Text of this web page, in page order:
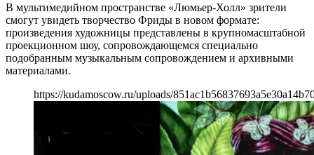
В мультимедийном пространстве «Люмьер-Холл» зрители
смогут увидеть творчество Фриды в новом формате:
произведения художницы представлены в крупномасштабной
проекционном шоу, сопровождающемся специально
подобранным музыкальным сопровождением и архивными
материалами.
https://kudamoscow.ru/uploads/